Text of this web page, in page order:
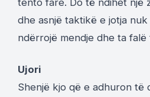
dhe asnjë taktikë e jotja
ndërrojë mendje dhe ta falë
Ujori
Shenjë kjo që e adhuron të